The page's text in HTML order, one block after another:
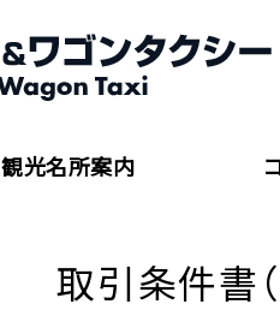
観光名所案内
取引条件書